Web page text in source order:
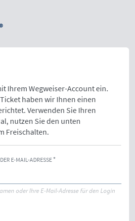
Ihrem Wegweiser-Account ein.
haben wir Ihnen einen
Verwenden Sie Ihren
nutzen Sie den unten
Freischalten.
E-MAIL-ADRESSE
oder Ihre E-Mail-Adresse für den Login